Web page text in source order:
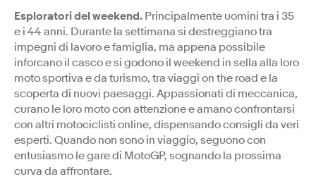
Esploratori del weekend. Principalmente uomini tra i 35
e i 44 anni. Durante la settimana si destreggiano tra
impegni di lavoro e famiglia, ma appena possibile
inforcano il casco e si godono il weekend in sella alla loro
moto sportiva e da turismo, tra viaggi on the road e la
scoperta di nuovi paesaggi. Appassionati di meccanica,
curano le loro moto con attenzione e amano confrontarsi
con altri motociclisti online, dispensando consigli da veri
esperti. Quando non sono in viaggio, seguono con
entusiasmo le gare di MotoGP, sognando la prossima
curva da affrontare.